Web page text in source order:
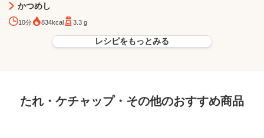
かつめし
10分 834kcal 3.3 g
レシピをもっとみる
たれ・ケチャップ・その他のおすすめ商品